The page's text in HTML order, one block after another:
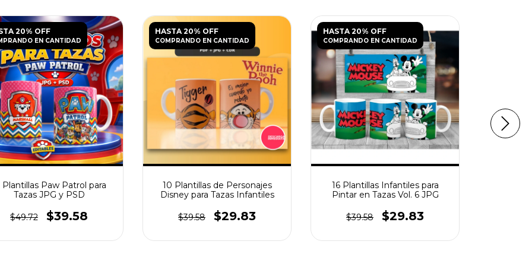
20% OFF
EN CANTIDAD
Plantillas Paw Patrol para
Tazas JPG y PSD
$49.72 $39.58
HASTA 20% OFF
COMPRANDO EN CANTIDAD
10 Plantillas de Personajes
Disney para Tazas Infantiles
$39.58 $29.83
HASTA 20% OFF
COMPRANDO EN CANTIDAD
16 Plantillas Infantiles para
Pintar en Tazas Vol. 6 JPG
$39.58 $29.83